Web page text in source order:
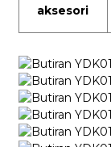
aksesori